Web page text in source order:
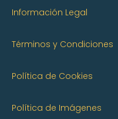
Información Legal
Términos y Condiciones
Política de Cookies
Política de Imágenes